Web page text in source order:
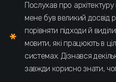
Послухав про
мене був великий досвід
порівняти підходи й
мовити, які працюють в
системах. Дізнався
завжди корисно знати,